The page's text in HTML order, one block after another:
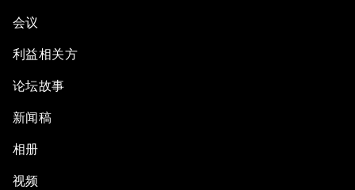
会议
利益相关方
论坛故事
新闻稿
相册
视频